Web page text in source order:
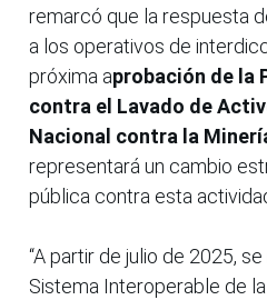
remarcó que la respuesta
a los operativos de
próxima aprobación de la
contra el Lavado de
Nacional contra la
representará un cambio
pública contra esta
“A partir de julio de 2025,
Sistema Interoperable de